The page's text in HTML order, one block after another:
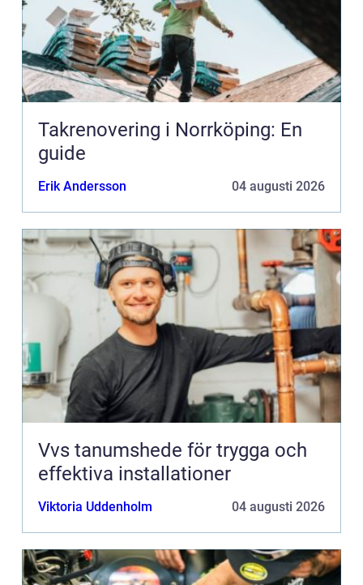
Takrenovering i Norrköping: En
guide
Erik Andersson 04 augusti 2026
Vvs tanumshede för trygga och
effektiva installationer
Viktoria Uddenholm 04 augusti 2026